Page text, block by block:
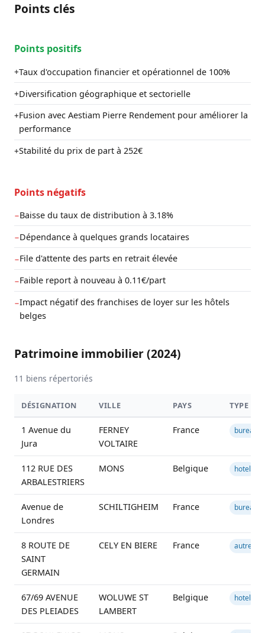
Points clés
Points positifs
+Taux d'occupation financier et opérationnel de 100%
+Diversification géographique et sectorielle
+Fusion avec Aestiam Pierre Rendement pour améliorer la
performance
+Stabilité du prix de part à 252€
Points négatifs
−Baisse du taux de distribution à 3.18%
−Dépendance à quelques grands locataires
−File d'attente des parts en retrait élevée
−Faible report à nouveau à 0.11€/part
−Impact négatif des franchises de loyer sur les hôtels
belges
Patrimoine immobilier (2024)
11 biens répertoriés
DÉSIGNATION VILLE PAYS TYPE
1 Avenue du
Jura
FERNEY
VOLTAIRE
France bureau
112 RUE DES
ARBALESTRIERS
MONS Belgique hotel
Avenue de
Londres
SCHILTIGHEIM France bureau
8 ROUTE DE
SAINT
GERMAIN
CELY EN BIERE France autre
67/69 AVENUE
DES PLEIADES
WOLUWE ST
LAMBERT
Belgique hotel